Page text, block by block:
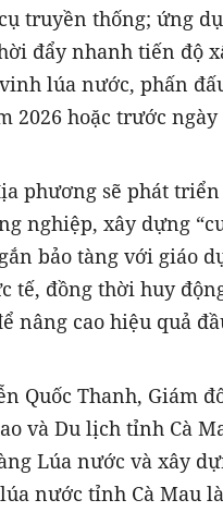
truyền thống; ứng
đẩy nhanh tiến độ
lúa nước, phấn
2026 hoặc trước ngày
phương sẽ phát
nghiệp, xây dựng
bảo tàng với giáo
tế, đồng thời huy
nâng cao hiệu quả
Quốc Thanh, Giám
và Du lịch tỉnh Cà
Lúa nước và xây
nước tỉnh Cà Mau